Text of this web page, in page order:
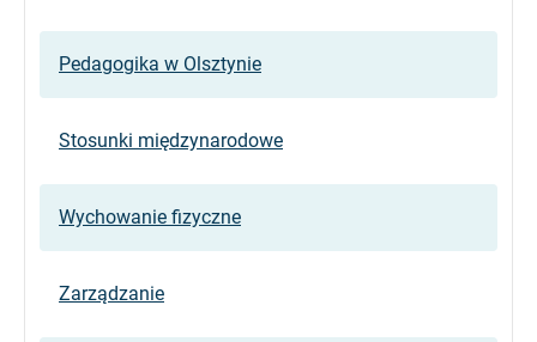
Pedagogika w Olsztynie
Stosunki międzynarodowe
Wychowanie fizyczne
Zarządzanie